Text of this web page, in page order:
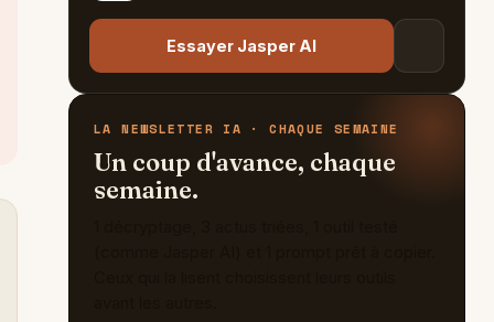
Essayer Jasper AI
LA NEWSLETTER IA · CHAQUE SEMAINE
Un coup d'avance, chaque
semaine.